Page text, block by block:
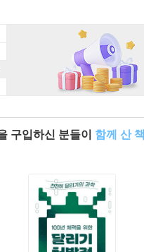
구입하신 분들이 함께 산 책